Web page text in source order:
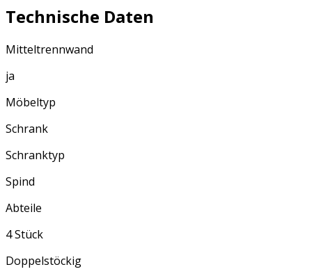
Technische Daten
Mitteltrennwand
ja
Möbeltyp
Schrank
Schranktyp
Spind
Abteile
4 Stück
Doppelstöckig